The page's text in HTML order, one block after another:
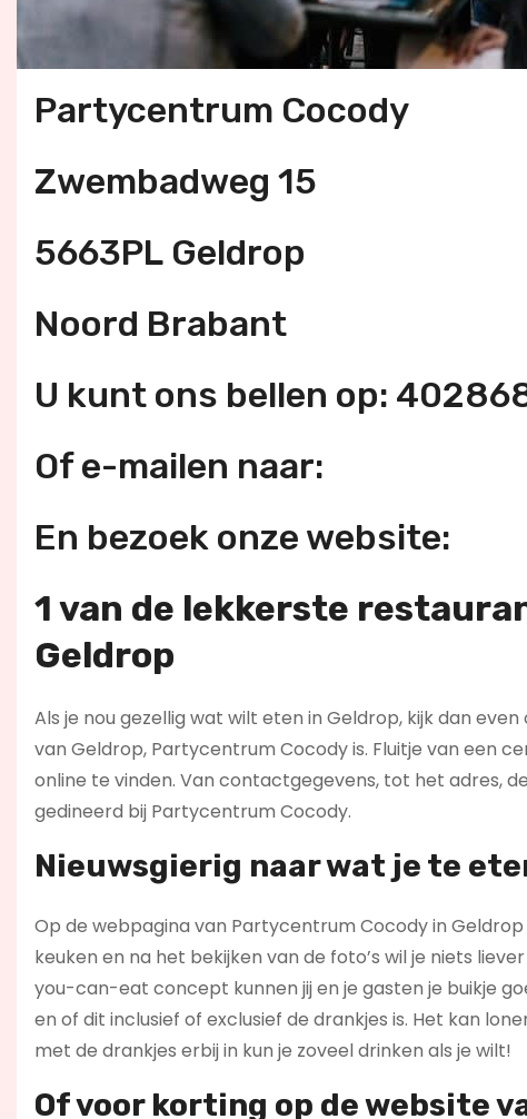
Partycentrum Cocody
Zwembadweg 15
5663PL Geldrop
Noord Brabant
U kunt ons bellen op:
Of e-mailen naar:
En bezoek onze website:
1 van de lekkerste
Geldrop
Als je nou gezellig wat wilt eten in Geldrop, kijk dan
van Geldrop, Partycentrum Cocody is. Fluitje van een
online te vinden. Van contactgegevens, tot het adres,
gedineerd bij Partycentrum Cocody.
Nieuwsgierig naar wat je te
Op de webpagina van Partycentrum Cocody in
keuken en na het bekijken van de foto’s wil je niets
you-can-eat concept kunnen jij en je gasten je buikje
en of dit inclusief of exclusief de drankjes is. Het kan
met de drankjes erbij in kun je zoveel drinken als je wilt!
Of voor korting op de website